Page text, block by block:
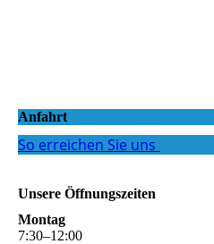
Anfahrt
So erreichen Sie uns
Unsere Öffnungszeiten
Montag
7:30–12:00